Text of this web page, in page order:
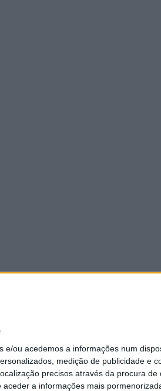
e/ou acedemos a informações num
medição de publicidade e
precisos através da procura
a informações mais